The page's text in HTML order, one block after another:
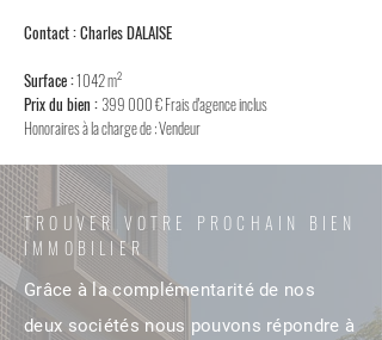
Contact : Charles DALAISE
Surface :1042 m²
Prix du bien : 399 000 € Frais d'agence inclus
Honoraires à la charge de : Vendeur
TROUVER VOTRE PROCHAIN BIEN
IMMOBILIER
Grâce à la complémentarité de nos
deux sociétés nous pouvons répondre à